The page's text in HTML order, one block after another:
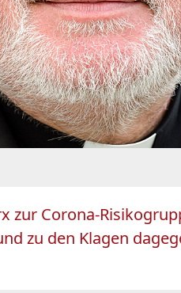
zur Corona-
zu den Klagen